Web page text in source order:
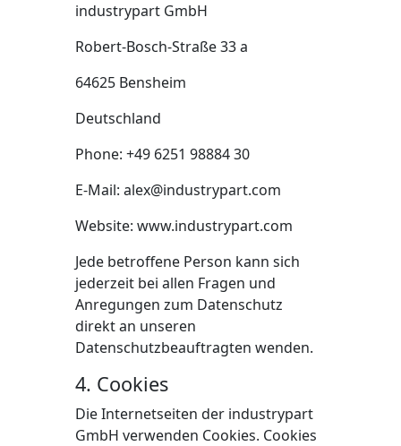
industrypart GmbH
Robert-Bosch-Straße 33 a
64625 Bensheim
Deutschland
Phone: +49 6251 98884 30
E-Mail: alex@industrypart.com
Website: www.industrypart.com
Jede betroffene Person kann sich
jederzeit bei allen Fragen und
Anregungen zum Datenschutz
direkt an unseren
Datenschutzbeauftragten wenden.
4. Cookies
Die Internetseiten der industrypart
GmbH verwenden Cookies. Cookies